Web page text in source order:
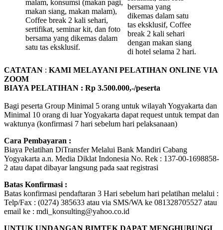
malam, konsumsi (makan pagi,
makan siang, makan malam),
Coffee break 2 kali sehari,
sertifikat, seminar kit, dan foto
bersama yang dikemas dalam
satu tas eksklusif.
bersama yang
dikemas dalam satu
tas eksklusif, Coffee
break 2 kali sehari
dengan makan siang
di hotel selama 2 hari.
CATATAN : KAMI MELAYANI PELATIHAN ONLINE VIA
ZOOM
BIAYA PELATIHAN : Rp 3.500.000,-/peserta
Bagi peserta Group Minimal 5 orang untuk wilayah Yogyakarta dan
Minimal 10 orang di luar Yogyakarta dapat request untuk tempat dan
waktunya (konfirmasi 7 hari sebelum hari pelaksanaan)
Cara Pembayaran :
Biaya Pelatihan DiTransfer Melalui Bank Mandiri Cabang
Yogyakarta a.n. Media Diklat Indonesia No. Rek : 137-00-1698858-
2 atau dapat dibayar langsung pada saat registrasi
Batas Konfirmasi :
Batas konfirmasi pendaftaran 3 Hari sebelum hari pelatihan melalui :
Telp/Fax : (0274) 385633 atau via SMS/WA ke 081328705527 atau
email ke : mdi_konsulting@yahoo.co.id
UNTUK UNDANGAN BIMTEK DAPAT MENGHUBUNGI